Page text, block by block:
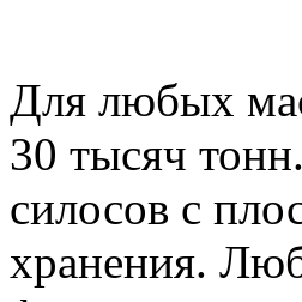
Для любых
30 тысяч
силосов с
хранения.